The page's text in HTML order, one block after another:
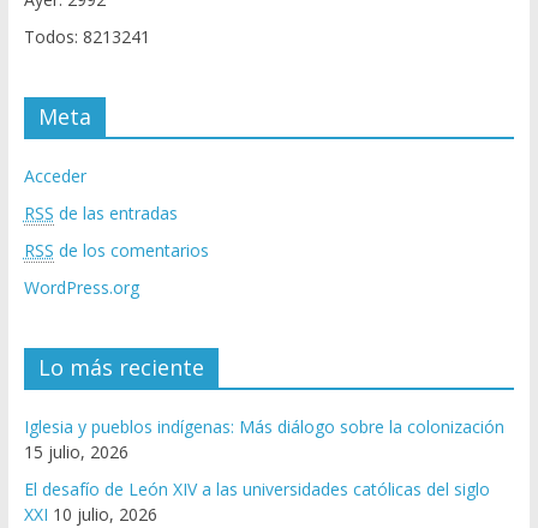
Todos: 8213241
Meta
Acceder
RSS de las entradas
RSS de los comentarios
WordPress.org
Lo más reciente
Iglesia y pueblos indígenas: Más diálogo sobre la colonización
15 julio, 2026
El desafío de León XIV a las universidades católicas del siglo
XXI 10 julio, 2026